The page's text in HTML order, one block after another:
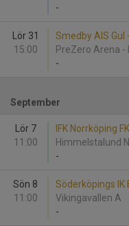
-
Lör 31
15:00
Smedby AIS Gul
PreZero Arena -
-
September
Lör 7
11:00
IFK Norrköping
Himmelstalund
-
Sön 8
11:00
Söderköpings IK
Vikingavallen A
-